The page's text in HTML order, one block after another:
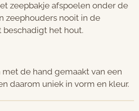
zeepbakje afspoelen onder de
zeephouders nooit in de
beschadigt het hout.
met de hand gemaakt van een
daarom uniek in vorm en kleur.